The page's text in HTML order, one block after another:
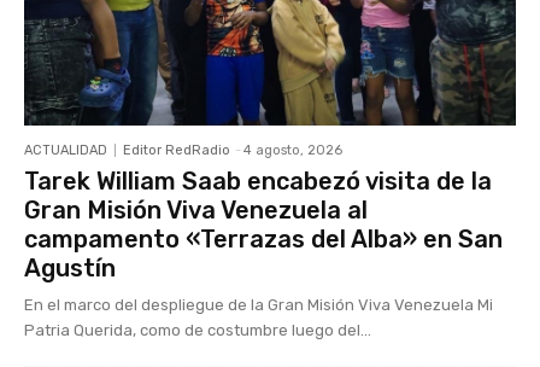
ACTUALIDAD Editor RedRadio - 4 agosto, 2026
Tarek William Saab encabezó visita de la
Gran Misión Viva Venezuela al
campamento «Terrazas del Alba» en San
Agustín
En el marco del despliegue de la Gran Misión Viva Venezuela Mi
Patria Querida, como de costumbre luego del...